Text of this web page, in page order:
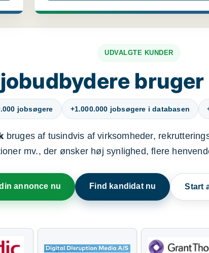
UDVALGTE KUNDER
jobsøgere +1.000.000 jobsøgere i databasen
bruges af tusindvis af virksomheder,
mv., der ønsker høj synlighed, flere
annonce nu Find kandidat nu Start